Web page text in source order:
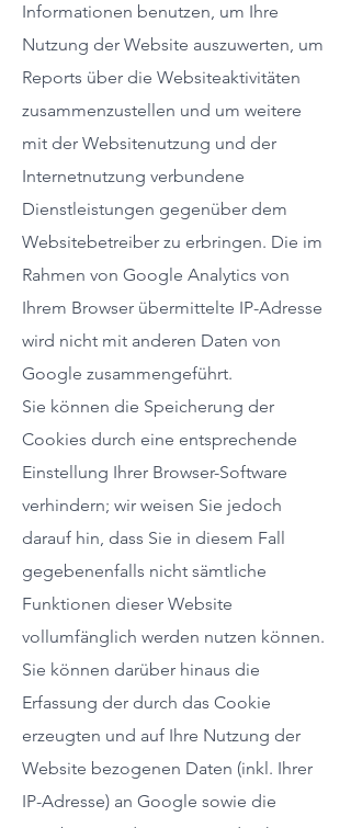
Informationen benutzen, um Ihre
Nutzung der Website auszuwerten, um
Reports über die Websiteaktivitäten
zusammenzustellen und um weitere
mit der Websitenutzung und der
Internetnutzung verbundene
Dienstleistungen gegenüber dem
Websitebetreiber zu erbringen. Die im
Rahmen von Google Analytics von
Ihrem Browser übermittelte IP-Adresse
wird nicht mit anderen Daten von
Google zusammengeführt.
Sie können die Speicherung der
Cookies durch eine entsprechende
Einstellung Ihrer Browser-Software
verhindern; wir weisen Sie jedoch
darauf hin, dass Sie in diesem Fall
gegebenenfalls nicht sämtliche
Funktionen dieser Website
vollumfänglich werden nutzen können.
Sie können darüber hinaus die
Erfassung der durch das Cookie
erzeugten und auf Ihre Nutzung der
Website bezogenen Daten (inkl. Ihrer
IP-Adresse) an Google sowie die